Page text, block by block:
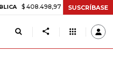
$ 408.498,97 +$ 8.753,81 +2,19%
SUSCRÍBASE